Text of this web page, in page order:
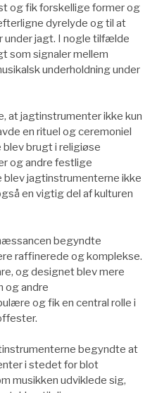
og fik forskellige former og
dyrelyde og til at
jagt. I nogle tilfælde
som signaler mellem
underholdning under
at jagtinstrumenter ikke kun
en rituel og ceremoniel
blev brugt i religiøse
og andre festlige
blev jagtinstrumenterne ikke
en vigtig del af kulturen
begyndte
raffinerede og komplekse.
og designet blev mere
og andre
og fik en central rolle i
begyndte at
i stedet for blot
musikken udviklede sig,